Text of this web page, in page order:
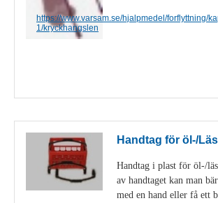
https://www.varsam.se/hjalpmedel/forflyttning/
1/kryckhangslen
Handtag för öl-/
Handtag i plast för öl-/
av handtaget kan man
med en hand eller få ett